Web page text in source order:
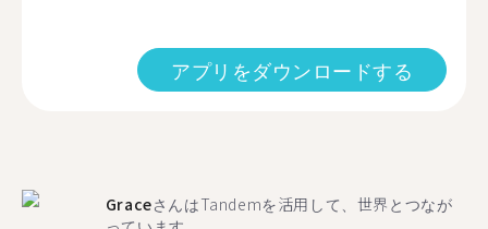
アプリをダウンロードする
GraceさんはTandemを活用して、世界とつなが